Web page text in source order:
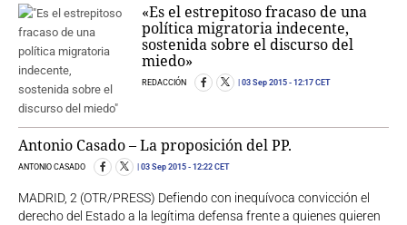
«Es el estrepitoso fracaso de una
política migratoria indecente,
sostenida sobre el discurso del
miedo»
REDACCIÓN 03 Sep 2015 - 12:17 CET
Antonio Casado – La proposición del PP.
ANTONIO CASADO 03 Sep 2015 - 12:22 CET
MADRID, 2 (OTR/PRESS) Defiendo con inequívoca convicción el
derecho del Estado a la legítima defensa frente a quienes quieren